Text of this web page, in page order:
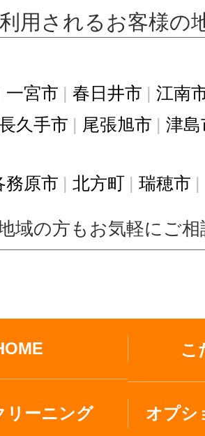
用されるお客様の
一宮市 春日井市
江南
久手市 尾張旭市 津島
務原市 北方町 瑞穂市
域の方もお気軽にご
こ
リーニング オプシ